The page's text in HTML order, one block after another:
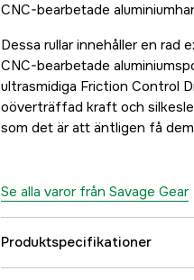
CNC-bearbetade
Dessa rullar innehåller en rad
CNC-bearbetade
ultrasmidiga Friction Control
oöverträffad kraft och
som det är att äntligen få
Se alla varor från Savage Gear
Produktspecifikationer